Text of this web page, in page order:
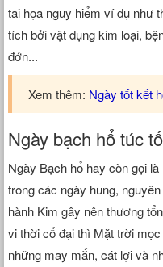
tai họa nguy hiểm ví dụ như
tích bởi vật dụng kim loại,
đớn...
Xem thêm: Ngày tốt kết
Ngày bạch hổ túc
Ngày Bạch hổ hay còn gọi
trong các ngày hung,
hành Kim gây nên thương
vi thời cổ đại thì Mặt trời
những may mắn, cát lợi và